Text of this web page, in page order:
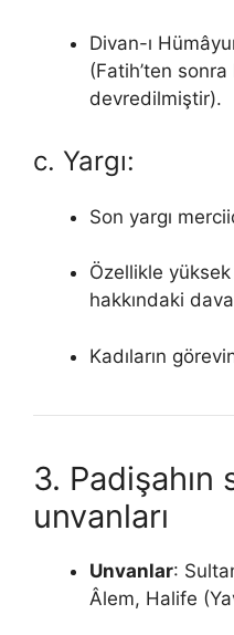
Divan-ı
(Fatih’ten
devredilmiştir).
c. Yargı:
Son yargı
Özellikle
hakkındaki
Kadıların
3.
unvanları
Unvanlar:
Âlem, Halife